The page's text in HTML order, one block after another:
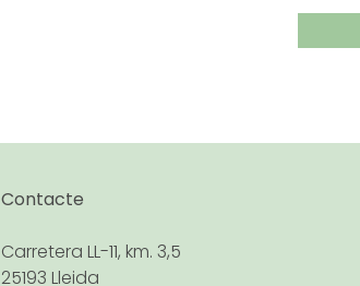
Contacte
Carretera LL-11, km. 3,5
25193 Lleida